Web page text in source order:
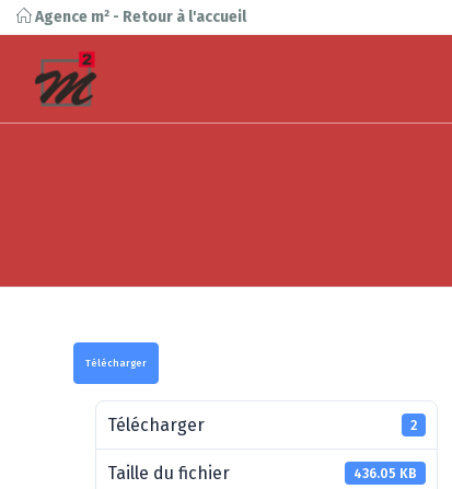
Agence m² - Retour à l'accueil
Télécharger
Télécharger 2
Taille du fichier 436.05 KB